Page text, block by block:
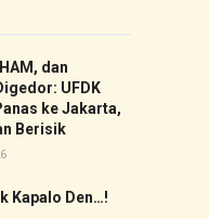
dan
UFDK
ke Jakarta,
Berisik
Kapalo Den…!